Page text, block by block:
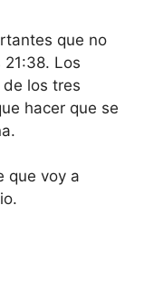
que no
Los
los tres
hacer que se
que voy a